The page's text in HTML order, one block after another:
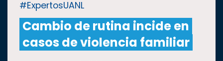
CULTURA
#ExpertosUANL
Cambio de rutina incide en
casos de violencia familiar